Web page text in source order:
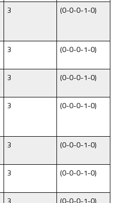
3 (0-0-0-1-0)
3 (0-0-0-1-0)
3 (0-0-0-1-0)
3 (0-0-0-1-0)
3 (0-0-0-1-0)
3 (0-0-0-1-0)